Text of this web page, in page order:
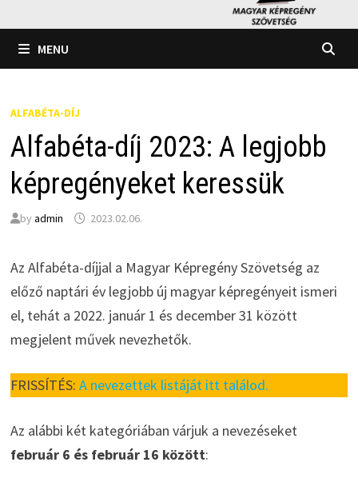
MENU
ALFABÉTA-DÍJ
Alfabéta-díj 2023: A legjobb
képregényeket keressük
by admin 2023.02.06.
Az Alfabéta-díjjal a Magyar Képregény Szövetség az
előző naptári év legjobb új magyar képregényeit ismeri
el, tehát a 2022. január 1 és december 31 között
megjelent művek nevezhetők.
FRISSÍTÉS: A nevezettek listáját itt találod.
Az alábbi két kategóriában várjuk a nevezéseket
február 6 és február 16 között: